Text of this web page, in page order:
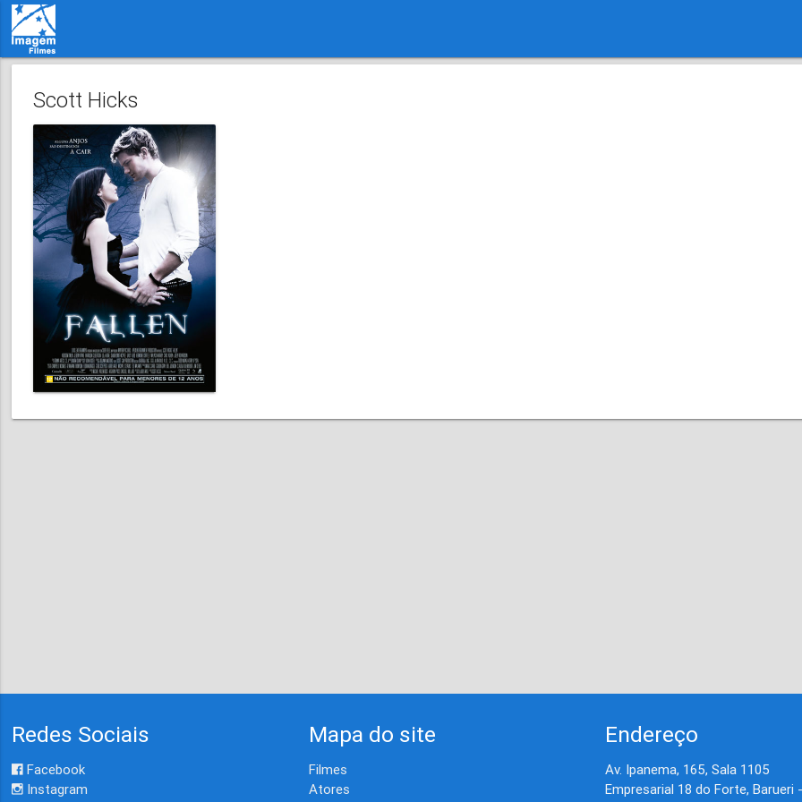
Scott Hicks
Redes Sociais
Facebook
Instagram
Mapa do site
Filmes
Atores
Endereço
Av. Ipanema, 165, Sala 1105
Empresarial 18 do Forte, Barueri